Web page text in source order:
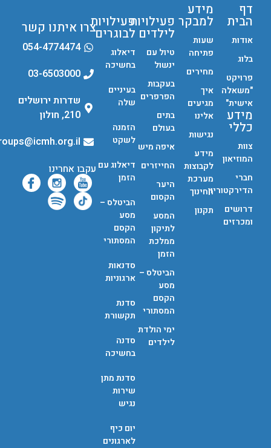
דף
הבית
אודות
בלוג
פרויקט
"משאלה
אישית"
מידע
כללי
צוות
המוזיאון
חברי
הדירקטוריון
דרושים
ומכרזים
מידע
למבקר
שעות
פתיחה
מחירים
איך
מגיעים
אלינו
נגישות
מידע
לקבוצות
מערכת
החינוך
תקנון
פעילויות
לילדים
טיול עם
ינשול
בעקבות
הפרפרים
בתים
בעולם
איפה מיש
החייזרים
היער
הקסום
המסע
לתיקון
ממלכת
הזמן
הביטלס –
מסע
הקסם
המסתורי
ימי הולדת
לילדים
פעילויות
לבוגרים
דיאלוג
בחשיכה
בעיניים
שלה
הזמנה
לשקט
דיאלוג עם
הזמן
הביטלס –
מסע
הקסם
המסתורי
סדנאות
ארגוניות
סדנת
תקשורת
סדנה
בחשיכה
סדנת מתן
שירות
נגיש
יום כיף
לארגונים
צרו איתנו קשר
054-4774474
03-6503000
שדרות ירושלים
210, חולון
groups@icmh.org.il
עקבו אחרינו